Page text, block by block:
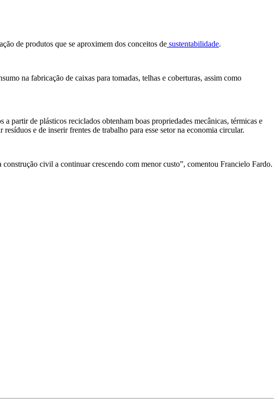
de produtos que se aproximem dos conceitos de sustentabilidade.
na fabricação de caixas para tomadas, telhas e coberturas, assim como
partir de plásticos reciclados obtenham boas propriedades mecânicas, térmicas e
e de inserir frentes de trabalho para esse setor na economia circular.
civil a continuar crescendo com menor custo”, comentou Francielo Fardo.